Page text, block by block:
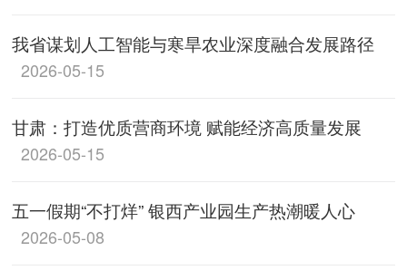
我省谋划人工智能与寒旱农业深度融合发展路径
2026-05-15
甘肃：打造优质营商环境 赋能经济高质量发展
2026-05-15
五一假期“不打烊” 银西产业园生产热潮暖人心
2026-05-08